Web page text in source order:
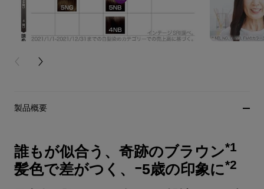
PREVIOUS CARD
NEXT CARD
製品概要
誰もが似合う、奇跡のブラウン*1
髪色で差がつく、ｰ5歳の印象に*2